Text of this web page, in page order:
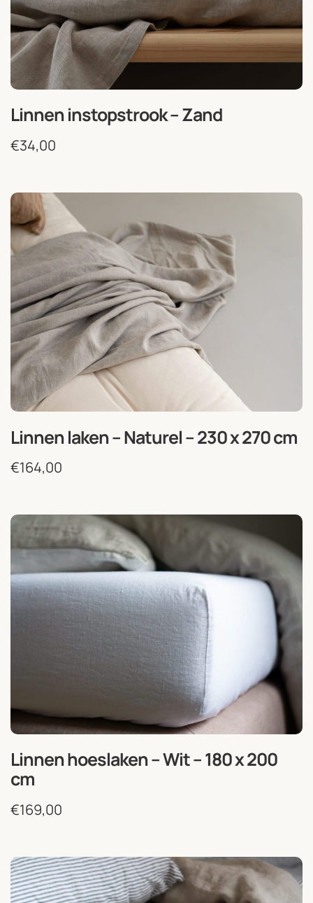
Linnen instopstrook – Zand
€34,00
Linnen laken – Naturel – 230 x 270 cm
€164,00
Linnen hoeslaken – Wit – 180 x 200
cm
€169,00